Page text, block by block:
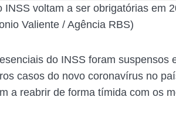
INSS voltam a ser obrigatórias em
Valiente / Agência RBS)
do INSS foram suspensos
casos do novo coronavírus no
a reabrir de forma tímida com os